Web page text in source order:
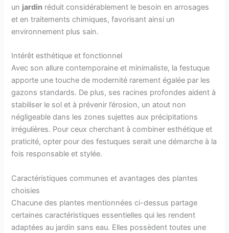
un jardin réduit considérablement le besoin en arrosages
et en traitements chimiques, favorisant ainsi un
environnement plus sain.
Intérêt esthétique et fonctionnel
Avec son allure contemporaine et minimaliste, la festuque
apporte une touche de modernité rarement égalée par les
gazons standards. De plus, ses racines profondes aident à
stabiliser le sol et à prévenir l’érosion, un atout non
négligeable dans les zones sujettes aux précipitations
irrégulières. Pour ceux cherchant à combiner esthétique et
praticité, opter pour des festuques serait une démarche à la
fois responsable et stylée.
Caractéristiques communes et avantages des plantes
choisies
Chacune des plantes mentionnées ci-dessus partage
certaines caractéristiques essentielles qui les rendent
adaptées au jardin sans eau. Elles possèdent toutes une